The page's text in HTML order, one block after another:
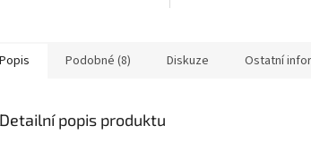
Popis Podobné (8) Diskuze Ostatní
Detailní popis produktu